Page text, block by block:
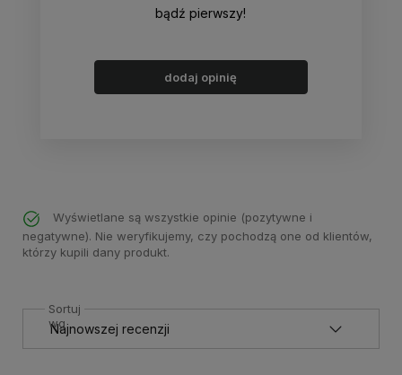
bądź pierwszy!
dodaj opinię
Wyświetlane są wszystkie opinie (pozytywne i
negatywne). Nie weryfikujemy, czy pochodzą one od klientów,
którzy kupili dany produkt.
Sortuj
wg